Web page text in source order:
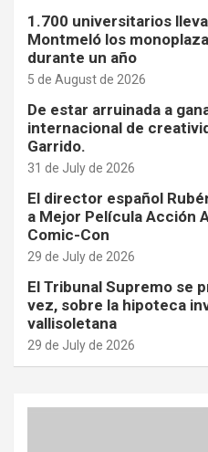
1.700 universitarios
Montmeló los
durante un año
5 de August de 2026
De estar arruinada a
internacional de
Garrido.
31 de July de 2026
El director español
a Mejor Película Acción
Comic-Con
29 de July de 2026
El Tribunal Supremo se
vez, sobre la hipoteca
vallisoletana
29 de July de 2026